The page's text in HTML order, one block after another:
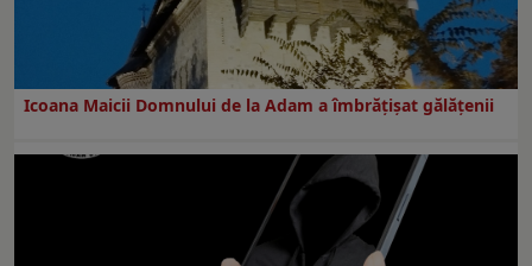
Icoana Maicii Domnului de la Adam a îmbrățișat gălățenii